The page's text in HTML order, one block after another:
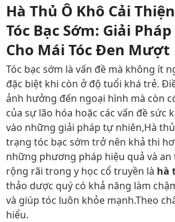
Hà Thủ Ô Khô Cải
Tóc Bạc Sớm: Giải
Cho Mái Tóc Đen Mượt
Tóc bạc sớm là vấn đề mà không ít
đặc biệt khi còn ở độ tuổi khá trẻ.
ảnh hưởng đến ngoại hình mà còn
của sự lão hóa hoặc các vấn đề sức
vào những giải pháp tự nhiên,Hà
trạng tóc bạc sớm trở nên khả thi
những phương pháp hiệu quả và
rộng rãi trong y học cổ truyền là hà
thảo dược quý có khả năng làm
và giúp tóc luôn khỏe mạnh.Theo
hiểu.